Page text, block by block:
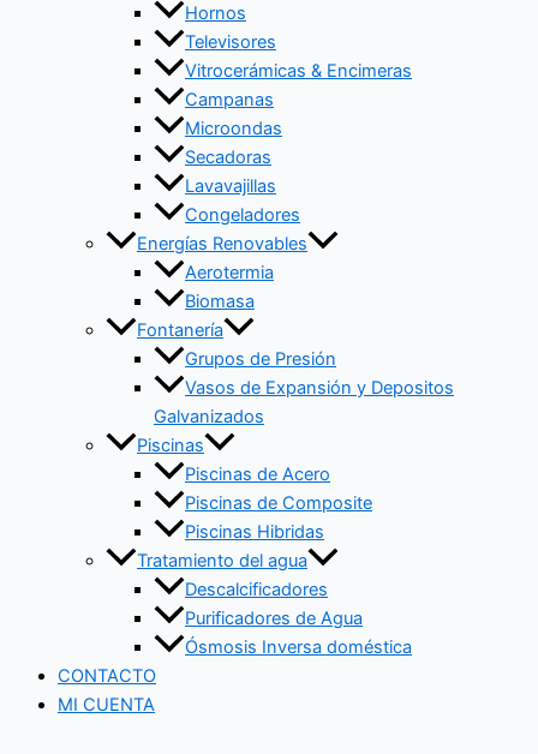
Hornos
Televisores
Vitrocerámicas & Encimeras
Campanas
Microondas
Secadoras
Lavavajillas
Congeladores
Energías Renovables
Aerotermia
Biomasa
Fontanería
Grupos de Presión
Vasos de Expansión y Depositos
Galvanizados
Piscinas
Piscinas de Acero
Piscinas de Composite
Piscinas Hibridas
Tratamiento del agua
Descalcificadores
Purificadores de Agua
Ósmosis Inversa doméstica
CONTACTO
MI CUENTA